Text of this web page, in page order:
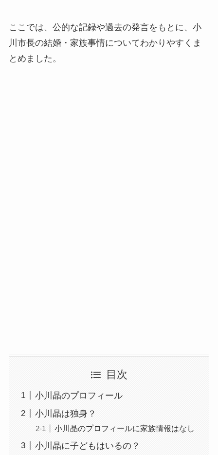
ここでは、公的な記録や過去の発言をもとに、小
川市長の結婚・家族事情についてわかりやすくま
とめました。
目次
小川晶のプロフィール
小川晶は独身？
小川晶のプロフィールに家族情報はなし
小川晶に子どもはいるの？